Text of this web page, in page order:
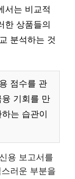
서는 비교적
한 상품들의
분석하는 것
점수를 관
기회를 만
는 습관이
용 보고서를
러운 부분을